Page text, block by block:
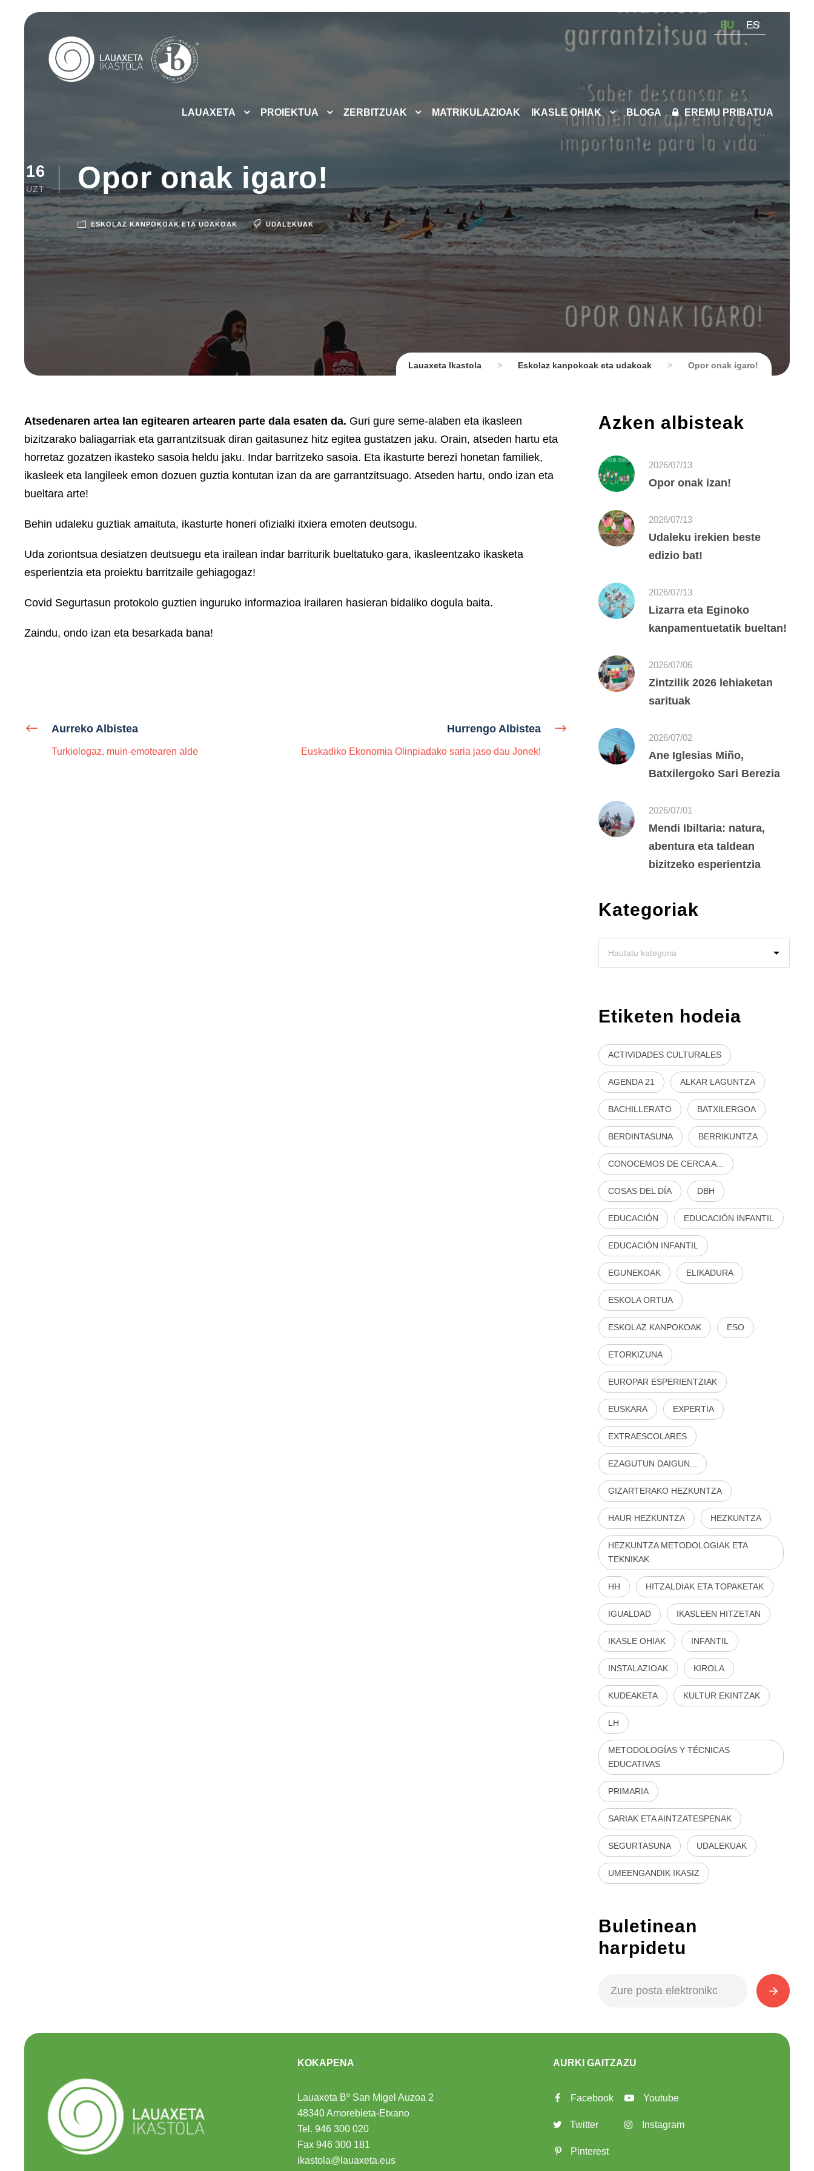
EU ES
LAUAXETA PROIEKTUA ZERBITZUAK MATRIKULAZIOAK IKASLE OHIAK BLOGA EREMU PRIBATUA
16
UZT Opor onak igaro!
ESKOLAZ KANPOKOAK ETA UDAKOAK UDALEKUAK
Lauaxeta Ikastola > Eskolaz kanpokoak eta udakoak > Opor onak igaro!
Atsedenaren artea lan egitearen artearen parte dala esaten da. Guri gure seme-alaben eta ikasleen
bizitzarako baliagarriak eta garrantzitsuak diran gaitasunez hitz egitea gustatzen jaku. Orain, atseden hartu eta
horretaz gozatzen ikasteko sasoia heldu jaku. Indar barritzeko sasoia. Eta ikasturte berezi honetan familiek,
ikasleek eta langileek emon dozuen guztia kontutan izan da are garrantzitsuago. Atseden hartu, ondo izan eta
bueltara arte!
Behin udaleku guztiak amaituta, ikasturte honeri ofizialki itxiera emoten deutsogu.
Uda zoriontsua desiatzen deutsuegu eta irailean indar barriturik bueltatuko gara, ikasleentzako ikasketa
esperientzia eta proiektu barritzaile gehiagogaz!
Covid Segurtasun protokolo guztien inguruko informazioa irailaren hasieran bidaliko dogula baita.
Zaindu, ondo izan eta besarkada bana!
Aurreko Albistea
Turkiologaz, muin-emotearen alde
Hurrengo Albistea
Euskadiko Ekonomia Olinpiadako saria jaso dau Jonek!
Azken albisteak
2026/07/13
Opor onak izan!
2026/07/13
Udaleku irekien beste
edizio bat!
2026/07/13
Lizarra eta Eginoko
kanpamentuetatik bueltan!
2026/07/06
Zintzilik 2026 lehiaketan
sarituak
2026/07/02
Ane Iglesias Miño,
Batxilergoko Sari Berezia
2026/07/01
Mendi Ibiltaria: natura,
abentura eta taldean
bizitzeko esperientzia
Kategoriak
Etiketen hodeia
ACTIVIDADES CULTURALES
AGENDA 21 ALKAR LAGUNTZA
BACHILLERATO BATXILERGOA
BERDINTASUNA BERRIKUNTZA
CONOCEMOS DE CERCA A...
COSAS DEL DÍA DBH
EDUCACIÓN EDUCACIÓN INFANTIL
EDUCACIÓN INFANTIL
EGUNEKOAK ELIKADURA
ESKOLA ORTUA
ESKOLAZ KANPOKOAK ESO
ETORKIZUNA
EUROPAR ESPERIENTZIAK
EUSKARA EXPERTIA
EXTRAESCOLARES
EZAGUTUN DAIGUN...
GIZARTERAKO HEZKUNTZA
HAUR HEZKUNTZA HEZKUNTZA
HEZKUNTZA METODOLOGIAK ETA
TEKNIKAK
HH HITZALDIAK ETA TOPAKETAK
IGUALDAD IKASLEEN HITZETAN
IKASLE OHIAK INFANTIL
INSTALAZIOAK KIROLA
KUDEAKETA KULTUR EKINTZAK
LH
METODOLOGÍAS Y TÉCNICAS
EDUCATIVAS
PRIMARIA
SARIAK ETA AINTZATESPENAK
SEGURTASUNA UDALEKUAK
UMEENGANDIK IKASIZ
Buletinean
harpidetu
KOKAPENA
Lauaxeta Bº San Migel Auzoa 2
48340 Amorebieta-Etxano
Tel.946 300 020
Fax 946 300 181
ikastola@lauaxeta.eus
AURKI GAITZAZU
Facebook
Twitter
Pinterest
Youtube
Instagram